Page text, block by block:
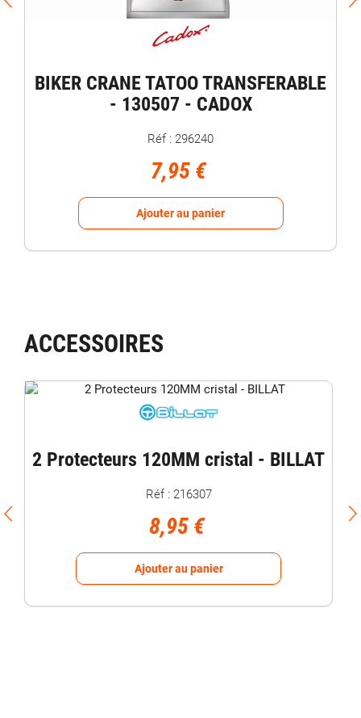
BIKER CRANE TATOO TRANSFERABLE
- 130507 - CADOX
Réf : 296240
7,95 €
Ajouter au panier
ACCESSOIRES
2 Protecteurs 120MM cristal - BILLAT
Réf : 216307
8,95 €
Ajouter au panier